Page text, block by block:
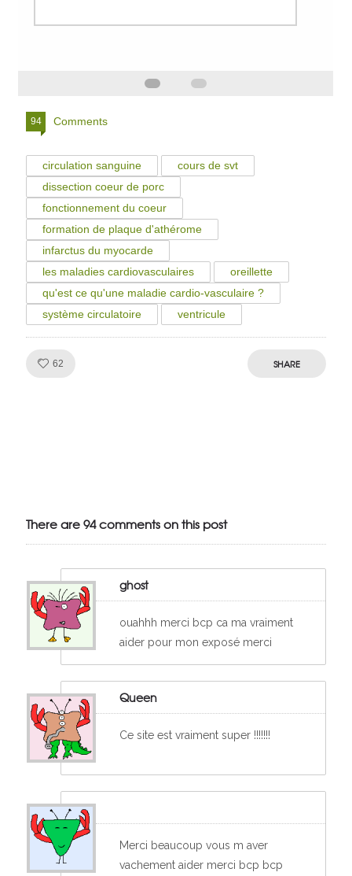
94 Comments
circulation sanguine
cours de svt
dissection coeur de porc
fonctionnement du coeur
formation de plaque d'athérome
infarctus du myocarde
les maladies cardiovasculaires
oreillette
qu'est ce qu'une maladie cardio-vasculaire ?
système circulatoire
ventricule
62 SHARE
There are 94 comments on this post
ghost
ouahhh merci bcp ca ma vraiment
aider pour mon exposé merci
Queen
Ce site est vraiment super !!!!!!!
Merci beaucoup vous m aver
vachement aider merci bcp bcp